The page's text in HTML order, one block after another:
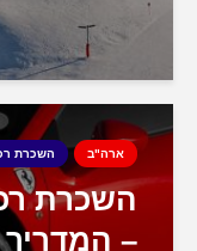
ארה"ב השכרת
השכרת
–